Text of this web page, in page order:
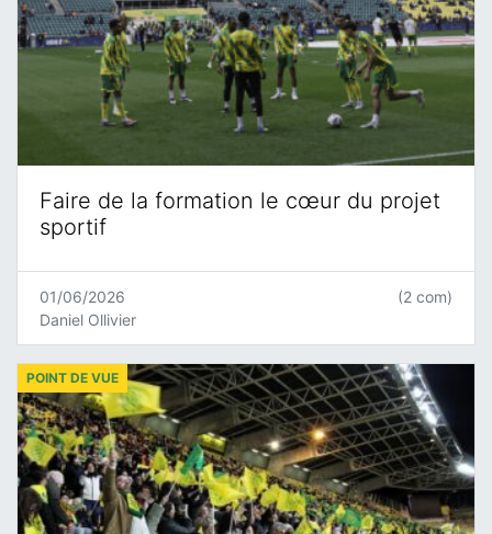
Faire de la formation le cœur du projet
sportif
01/06/2026
Daniel Ollivier
(2 com)
POINT DE VUE